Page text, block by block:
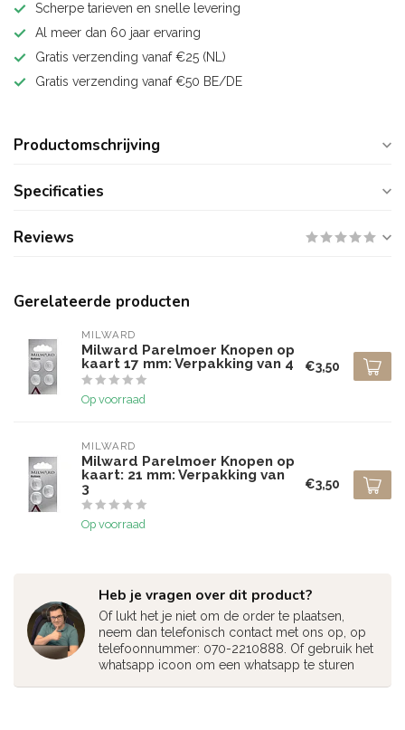
Scherpe tarieven en snelle levering
Al meer dan 60 jaar ervaring
Gratis verzending vanaf €25 (NL)
Gratis verzending vanaf €50 BE/DE
Productomschrijving
Specificaties
Reviews
Gerelateerde producten
MILWARD
Milward Parelmoer Knopen op
kaart 17 mm: Verpakking van 4
Op voorraad
€3,50
MILWARD
Milward Parelmoer Knopen op
kaart: 21 mm: Verpakking van
3
Op voorraad
€3,50
Heb je vragen over dit product?
Of lukt het je niet om de order te plaatsen,
neem dan telefonisch contact met ons op, op
telefoonnummer: 070-2210888. Of gebruik het
whatsapp icoon om een whatsapp te sturen